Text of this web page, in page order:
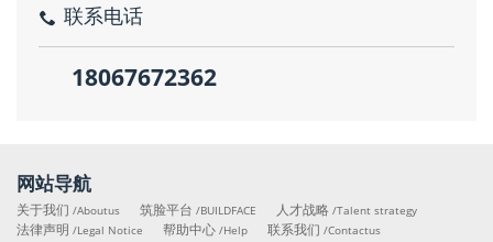
联系电话
18067672362
网站导航
关于我们 /Aboutus 筑脸平台/BUILDFACE 人才战略/Talent strategy
法律声明 /Legal Notice 帮助中心/Help 联系我们/Contactus